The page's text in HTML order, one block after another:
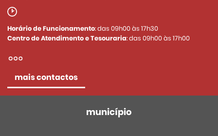
Horário de Funcionamento: das 09h00 às 17h30
Centro de Atendimento e Tesouraria: das 09h00 às 17h00
mais contactos
município